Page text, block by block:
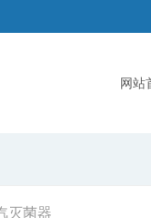
网站
灭菌器